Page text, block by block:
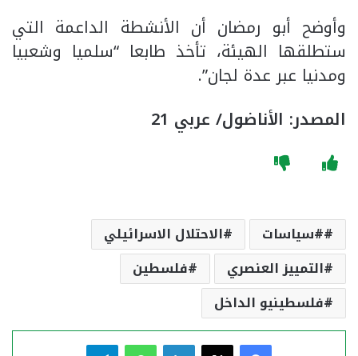
وأوضح أبو رمضان أن الأنشطة الداعمة التي
ستطلقها الهيئة، تأخذ طابعا “سلميا وشعبيا
ومدنيا عبر عدة لجان”.
المصدر: الأناضول/ عربي 21
#سياسات
الاحتلال الاسرائيلي
التمييز العنصري
فلسطين
فلسطينيو الداخل
فيسبوك لينكدإن واتساب